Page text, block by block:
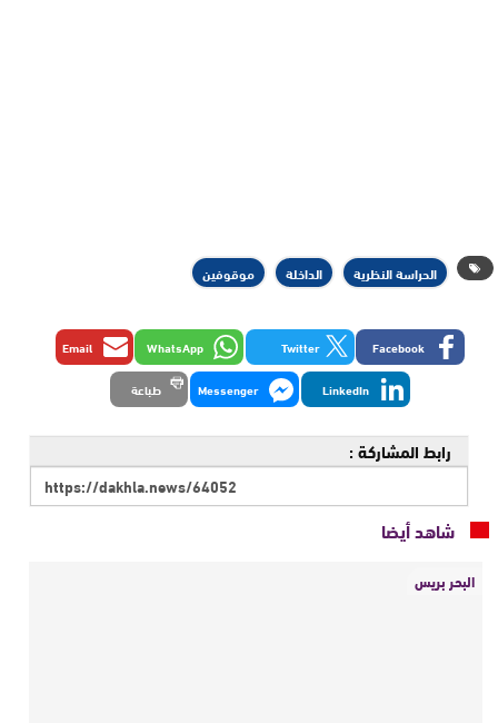
الحراسة النظرية الداخلة موقوفين
Facebook
Twitter
WhatsApp
Email
LinkedIn
Messenger طباعة
رابط المشاركة :
شاهد أيضا
البحر بريس